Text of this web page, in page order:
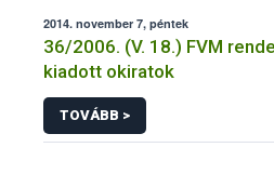
2014. november 7, péntek
36/2006. (V. 18.) FVM
kiadott okiratok
TOVÁBB >